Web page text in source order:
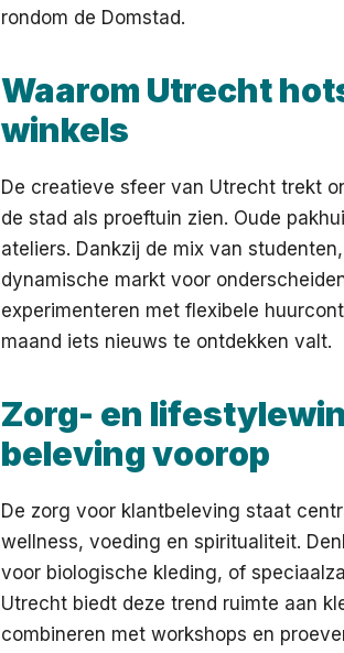
rondom de Domstad.
Waarom Utrecht
winkels
De creatieve sfeer van Utrecht trekt
de stad als proeftuin zien. Oude
ateliers. Dankzij de mix van
dynamische markt voor
experimenteren met flexibele
maand iets nieuws te ontdekken valt.
Zorg- en
beleving voorop
De zorg voor klantbeleving staat
wellness, voeding en spiritualiteit.
voor biologische kleding, of
Utrecht biedt deze trend ruimte aan
combineren met workshops en